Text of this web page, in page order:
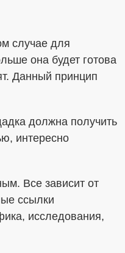
случае для
она будет готова
Данный принцип
должна получить
интересно
Все зависит от
ссылки
исследования,